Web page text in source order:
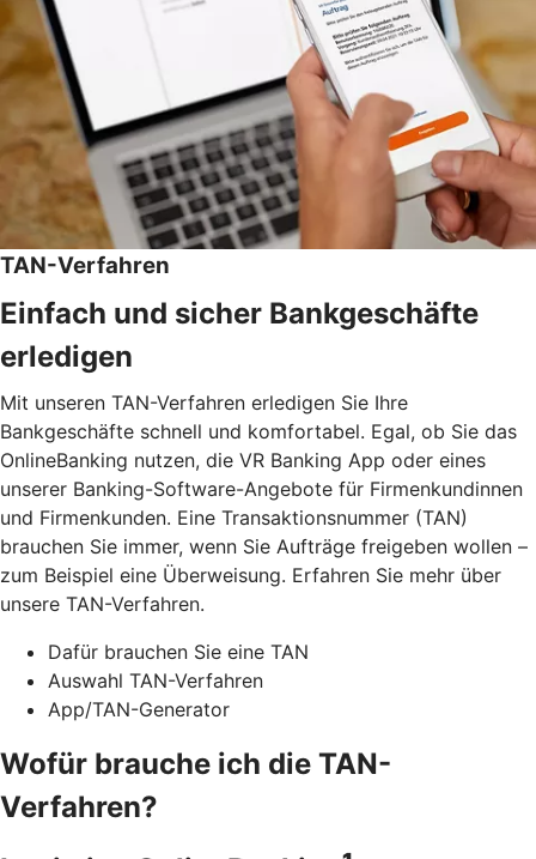
TAN-Verfahren
Einfach und sicher Bankgeschäfte
erledigen
Mit unseren TAN-Verfahren erledigen Sie Ihre
Bankgeschäfte schnell und komfortabel. Egal, ob Sie das
OnlineBanking nutzen, die VR Banking App oder eines
unserer Banking-Software-Angebote für Firmenkundinnen
und Firmenkunden. Eine Transaktionsnummer (TAN)
brauchen Sie immer, wenn Sie Aufträge freigeben wollen –
zum Beispiel eine Überweisung. Erfahren Sie mehr über
unsere TAN-Verfahren.
Dafür brauchen Sie eine TAN
Auswahl TAN-Verfahren
App/TAN-Generator
Wofür brauche ich die TAN-
Verfahren?